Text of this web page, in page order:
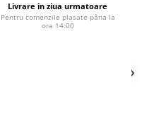
Livrare in ziua urmatoare
Pentru comenzile plasate pâna la
ora 14:00